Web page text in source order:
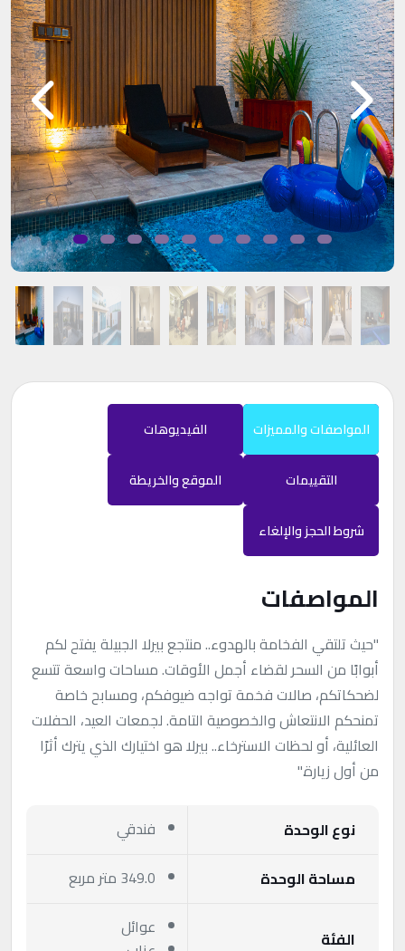
المواصفات والمميزات الفيديوهات
التقييمات الموقع والخريطة
شروط الحجز والإلغاء
المواصفات
"حيث تلتقي الفخامة بالهدوء.. منتجع بيرلا الجبيلة يفتح لكم
أبوابًا من السحر لقضاء أجمل الأوقات. مساحات واسعة تتسع
لضحكاتكم، صالات فخمة تواجه ضيوفكم، ومسابح خاصة
تمنحكم الانتعاش والخصوصية التامة. لجمعات العيد، الحفلات
العائلية، أو لحظات الاسترخاء.. بيرلا هو اختيارك الذي يترك أثرًا
من أول زيارة."
نوع الوحدة
فندقي
مساحة الوحدة
349.0 متر مربع
الفئة
عوائل